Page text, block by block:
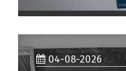
04-08-2026